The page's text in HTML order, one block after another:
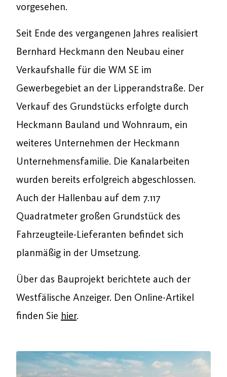
vorgesehen.
Seit Ende des vergangenen Jahres realisiert
Bernhard Heckmann den Neubau einer
Verkaufshalle für die WM SE im
Gewerbegebiet an der Lipperandstraße. Der
Verkauf des Grundstücks erfolgte durch
Heckmann Bauland und Wohnraum, ein
weiteres Unternehmen der Heckmann
Unternehmensfamilie. Die Kanalarbeiten
wurden bereits erfolgreich abgeschlossen.
Auch der Hallenbau auf dem 7.117
Quadratmeter großen Grundstück des
Fahrzeugteile-Lieferanten befindet sich
planmäßig in der Umsetzung.
Über das Bauprojekt berichtete auch der
Westfälische Anzeiger. Den Online-Artikel
finden Sie hier.